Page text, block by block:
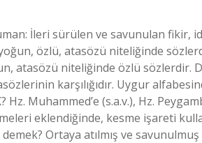
İleri sürülen ve savunulan fikir,
özlü, atasözü niteliğinde
atasözü niteliğinde özlü sözlerdir.
karşılığıdır. Uygur
Hz. Muhammed’e (s.a.v.), Hz.
eklendiğinde, kesme işareti
demek? Ortaya atılmış ve